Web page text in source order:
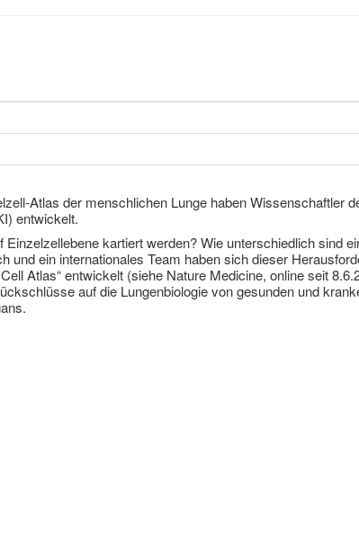
Atlas der menschlichen Lunge haben Wissenschaftler
entwickelt.
kartiert werden? Wie unterschiedlich sind
und ein internationales Team haben sich dieser
Atlas“ entwickelt (siehe Nature Medicine, online seit
auf die Lungenbiologie von gesunden und